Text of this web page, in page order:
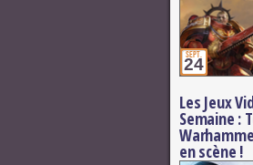
sept.
24
Les Jeux
Semaine :
en scène !